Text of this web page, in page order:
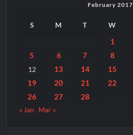
February 2017
S M T W
1
5
6 7 8
12 13 14 15
19
20 21 22
26
27 28
« Jan Mar »